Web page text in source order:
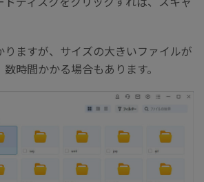
りますが、サイズの大きいファイルが
時間かかる場合もあります。